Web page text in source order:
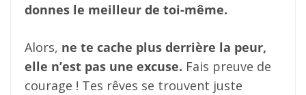
donnes le meilleur de toi-même.
Alors, ne te cache plus derrière la peur,
elle n’est pas une excuse. Fais preuve de
courage ! Tes rêves se trouvent juste